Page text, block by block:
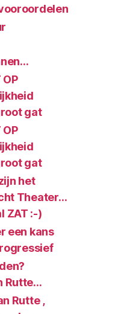
gat
gat
het
Theater…
ZAT :-)
een kans
Rutte…
Rutte ,